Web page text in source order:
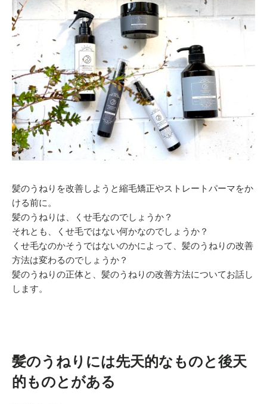
髪のうねりを改善しようと縮毛矯正やストレートパーマをか
ける前に。
髪のうねりは、くせ毛なのでしょうか？
それとも、くせ毛ではない何かなのでしょうか？
くせ毛なのかそうではないのかによって、髪のうねりの改善
方法は変わるのでしょうか？
髪のうねりの正体と、髪のうねりの改善方法についてお話し
します。
髪のうねりには先天的なものと後天
的ものとがある